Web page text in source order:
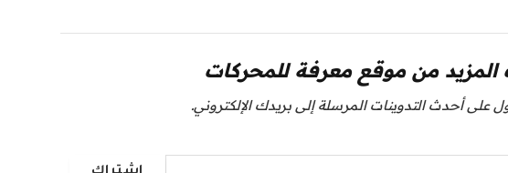
المزيد من موقع معرفة للمحركات
أحدث التدوينات المرسلة إلى بريدك الإلكتروني.